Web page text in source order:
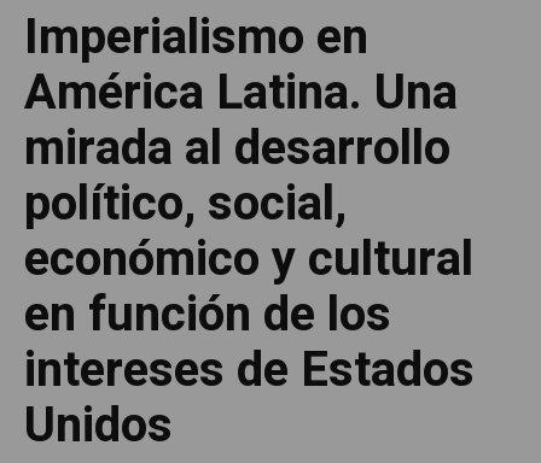
Imperialismo en
América Latina. Una
mirada al desarrollo
político, social,
económico y cultural
en función de los
intereses de Estados
Unidos